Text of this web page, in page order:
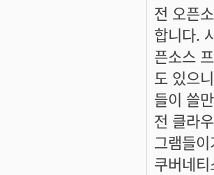
전 오픈
합니다.
픈소스
도 있으
들이 쓸
전 클라
그램들
쿠버네